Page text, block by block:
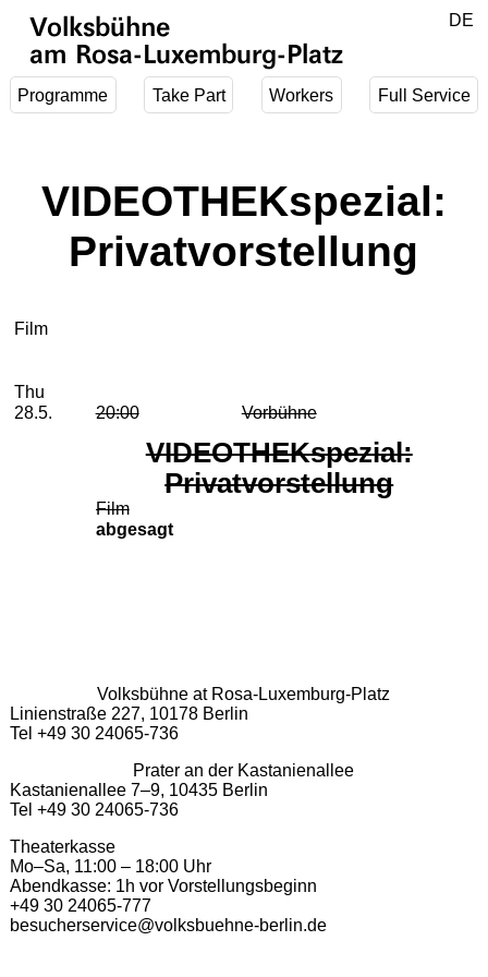
Volksbühne
am Rosa-Luxemburg-Platz
Programme Take Part Workers Full Service
DE
VIDEOTHEKspezial:
Privatvorstellung
Film
Performances
2026
May
Thursday, 28. May 2026
Thu
28.5.
20:00 Vorbühne
VIDEOTHEKspezial:
Privatvorstellung
Film
abgesagt
Volksbühne at Rosa-Luxemburg-Platz
Linienstraße 227, 10178 Berlin
Tel +49 30 24065-736
Prater an der Kastanienallee
Kastanienallee 7–9, 10435 Berlin
Tel +49 30 24065-736
Theaterkasse
Mo–Sa, 11:00 – 18:00 Uhr
Abendkasse: 1h vor Vorstellungsbeginn
+49 30 24065-777
besucherservice@volksbuehne-berlin.de